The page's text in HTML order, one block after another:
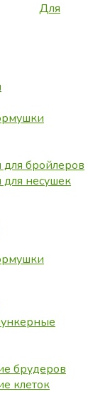
Для
для бройлеров
для несушек
брудеров
клеток